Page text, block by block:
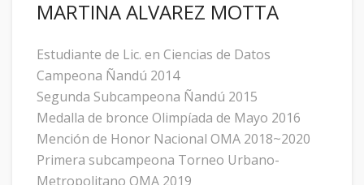
MARTINA ALVAREZ MOTTA
Estudiante de Lic. en Ciencias de Datos
Campeona Ñandú 2014
Segunda Subcampeona Ñandú 2015
Medalla de bronce Olimpíada de Mayo 2016
Mención de Honor Nacional OMA 2018~2020
Primera subcampeona Torneo Urbano-
Metropolitano OMA 2019